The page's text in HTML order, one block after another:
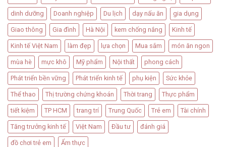
dinh dưỡng Doanh nghiệp Du lịch dạy nấu ăn gia dụng
Giao thông Gia đình Hà Nội kem chống nắng Kinh tế
Kinh tế Việt Nam làm đẹp lựa chọn Mua sắm món ăn ngon
mùa hè mực khô Mỹ phẩm Nội thất phong cách
Phát triển bền vững Phát triển kinh tế phụ kiện Sức khỏe
Thể thao Thị trường chứng khoán Thời trang Thực phẩm
tiết kiệm TP HCM trang trí Trung Quốc Trẻ em Tài chính
Tăng trưởng kinh tế Việt Nam Đầu tư đánh giá
đồ chơi trẻ em Ẩm thực